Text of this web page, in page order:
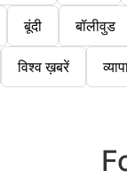
बूंदी बॉलीवुड
विश्व ख़बरें